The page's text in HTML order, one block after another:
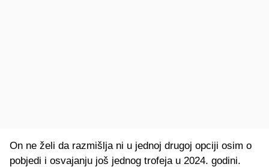
On ne želi da razmišlja ni u jednoj drugoj opciji osim o
pobjedi i osvajanju još jednog trofeja u 2024. godini.